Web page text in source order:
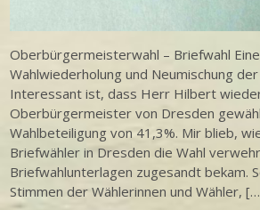
Oberbürgermeisterwahl – Briefwahl
Wahlwiederholung und Neumischung
Interessant ist, dass Herr Hilbert
Oberbürgermeister von Dresden
Wahlbeteiligung von 41,3%. Mir blieb,
Briefwähler in Dresden die Wahl
Briefwahlunterlagen zugesandt bekam.
Stimmen der Wählerinnen und Wähler,